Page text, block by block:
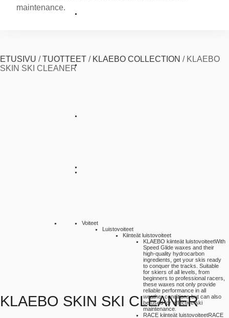
Voiteet
Luistovoiteet
Kiinteät luistovoiteet
KLAEBO kiinteät luistovoiteetWith
Speed Glide waxes and their
high-quality hydrocarbon
ingredients, get your skis ready
to conquer the tracks. Suitable
for skiers of all levels, from
beginners to professional racers,
these waxes not only provide
reliable performance in all
weather conditions but can also
be used for effective ski
maintenance.
RACE kiinteät luistovoiteetRACE
maintenance.
ETUSIVU /TUOTTEET / KLAEBO COLLECTION / KLAEBO
SKIN SKI CLEANER
KLAEBO SKIN SKI CLEANER